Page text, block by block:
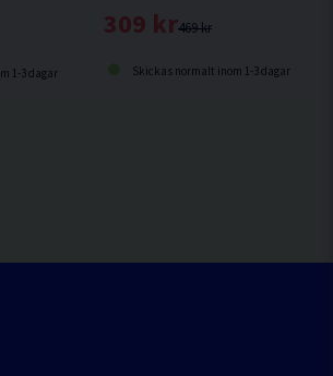
1-3 dagar
469 kr
309 kr
Skickas normalt inom 1-3 dagar